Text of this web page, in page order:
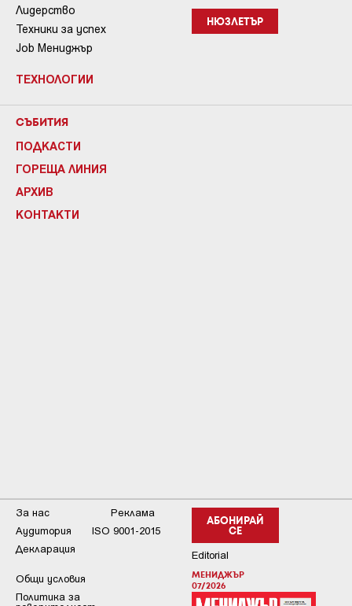
Лидерство
Техники за успех
Job Мениджър
ТЕХНОЛОГИИ
НЮЗЛЕТЪР
СЪБИТИЯ
ПОДКАСТИ
ГОРЕЩА ЛИНИЯ
АРХИВ
КОНТАКТИ
АБОНИРАЙ
СЕ
Editorial
МЕНИДЖЪР
07/2026
За нас
Реклама
Аудитория
ISO 9001-2015
Декларация
Общи условия
Пoлитикa зa